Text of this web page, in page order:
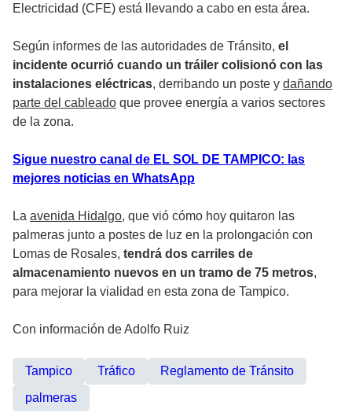
Electricidad (CFE) está llevando a cabo en esta área.
Según informes de las autoridades de Tránsito, el
incidente ocurrió cuando un tráiler colisionó con las
instalaciones eléctricas, derribando un poste y dañando
parte del cableado que provee energía a varios sectores
de la zona.
Sigue nuestro canal de EL SOL DE TAMPICO: las
mejores noticias en WhatsApp
La avenida Hidalgo, que vió cómo hoy quitaron las
palmeras junto a postes de luz en la prolongación con
Lomas de Rosales, tendrá dos carriles de
almacenamiento nuevos en un tramo de 75 metros,
para mejorar la vialidad en esta zona de Tampico.
Con información de Adolfo Ruiz
Tampico Tráfico
Reglamento de Tránsito
palmeras